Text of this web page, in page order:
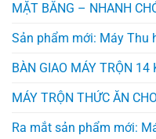
MẶT BẰNG – NHANH
Sản phẩm mới: Máy Thu
BÀN GIAO MÁY TRỘN
MÁY TRỘN THỨC ĂN
Ra mắt sản phẩm mới: